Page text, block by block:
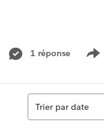
timestamps in the
the Attribute
1 réponse
Tri
Trier par date